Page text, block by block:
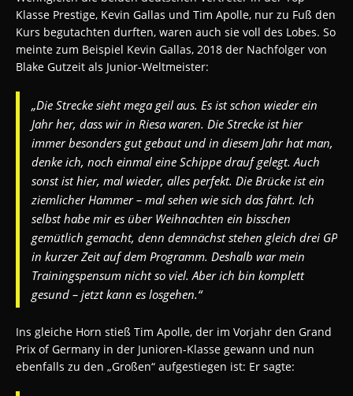
Klasse Prestige, Kevin Gallas und Tim Apolle, nur zu Fuß den
Kurs begutachten durften, waren auch sie voll des Lobes. So
meinte zum Beispiel Kevin Gallas, 2018 der Nachfolger von
Blake Gutzeit als Junior-Weltmeister:
„Die Strecke sieht mega geil aus. Es ist schon wieder ein
Jahr her, dass wir in Riesa waren. Die Strecke ist hier
immer besonders gut gebaut und in diesem Jahr hat man,
denke ich, noch einmal eine Schippe drauf gelegt. Auch
sonst ist hier, mal wieder, alles perfekt. Die Brücke ist ein
ziemlicher Hammer – mal sehen wie sich das fährt. Ich
selbst habe mir es über Weihnachten ein bisschen
gemütlich gemacht, denn demnächst stehen gleich drei GP
in kurzer Zeit auf dem Programm. Deshalb war mein
Trainingspensum nicht so viel. Aber ich bin komplett
gesund – jetzt kann es losgehen.“
Ins gleiche Horn stieß Tim Apolle, der im Vorjahr den Grand
Prix of Germany in der Junioren-Klasse gewann und nun
ebenfalls zu den „Großen“ aufgestiegen ist: Er sagte: